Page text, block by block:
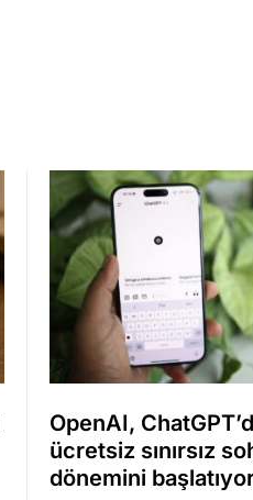
OpenAI,
ücretsiz sınırsız
dönemini